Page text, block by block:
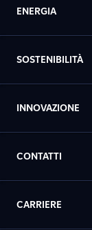
ENERGIA
SOSTENIBILITÀ
INNOVAZIONE
CONTATTI
CARRIERE